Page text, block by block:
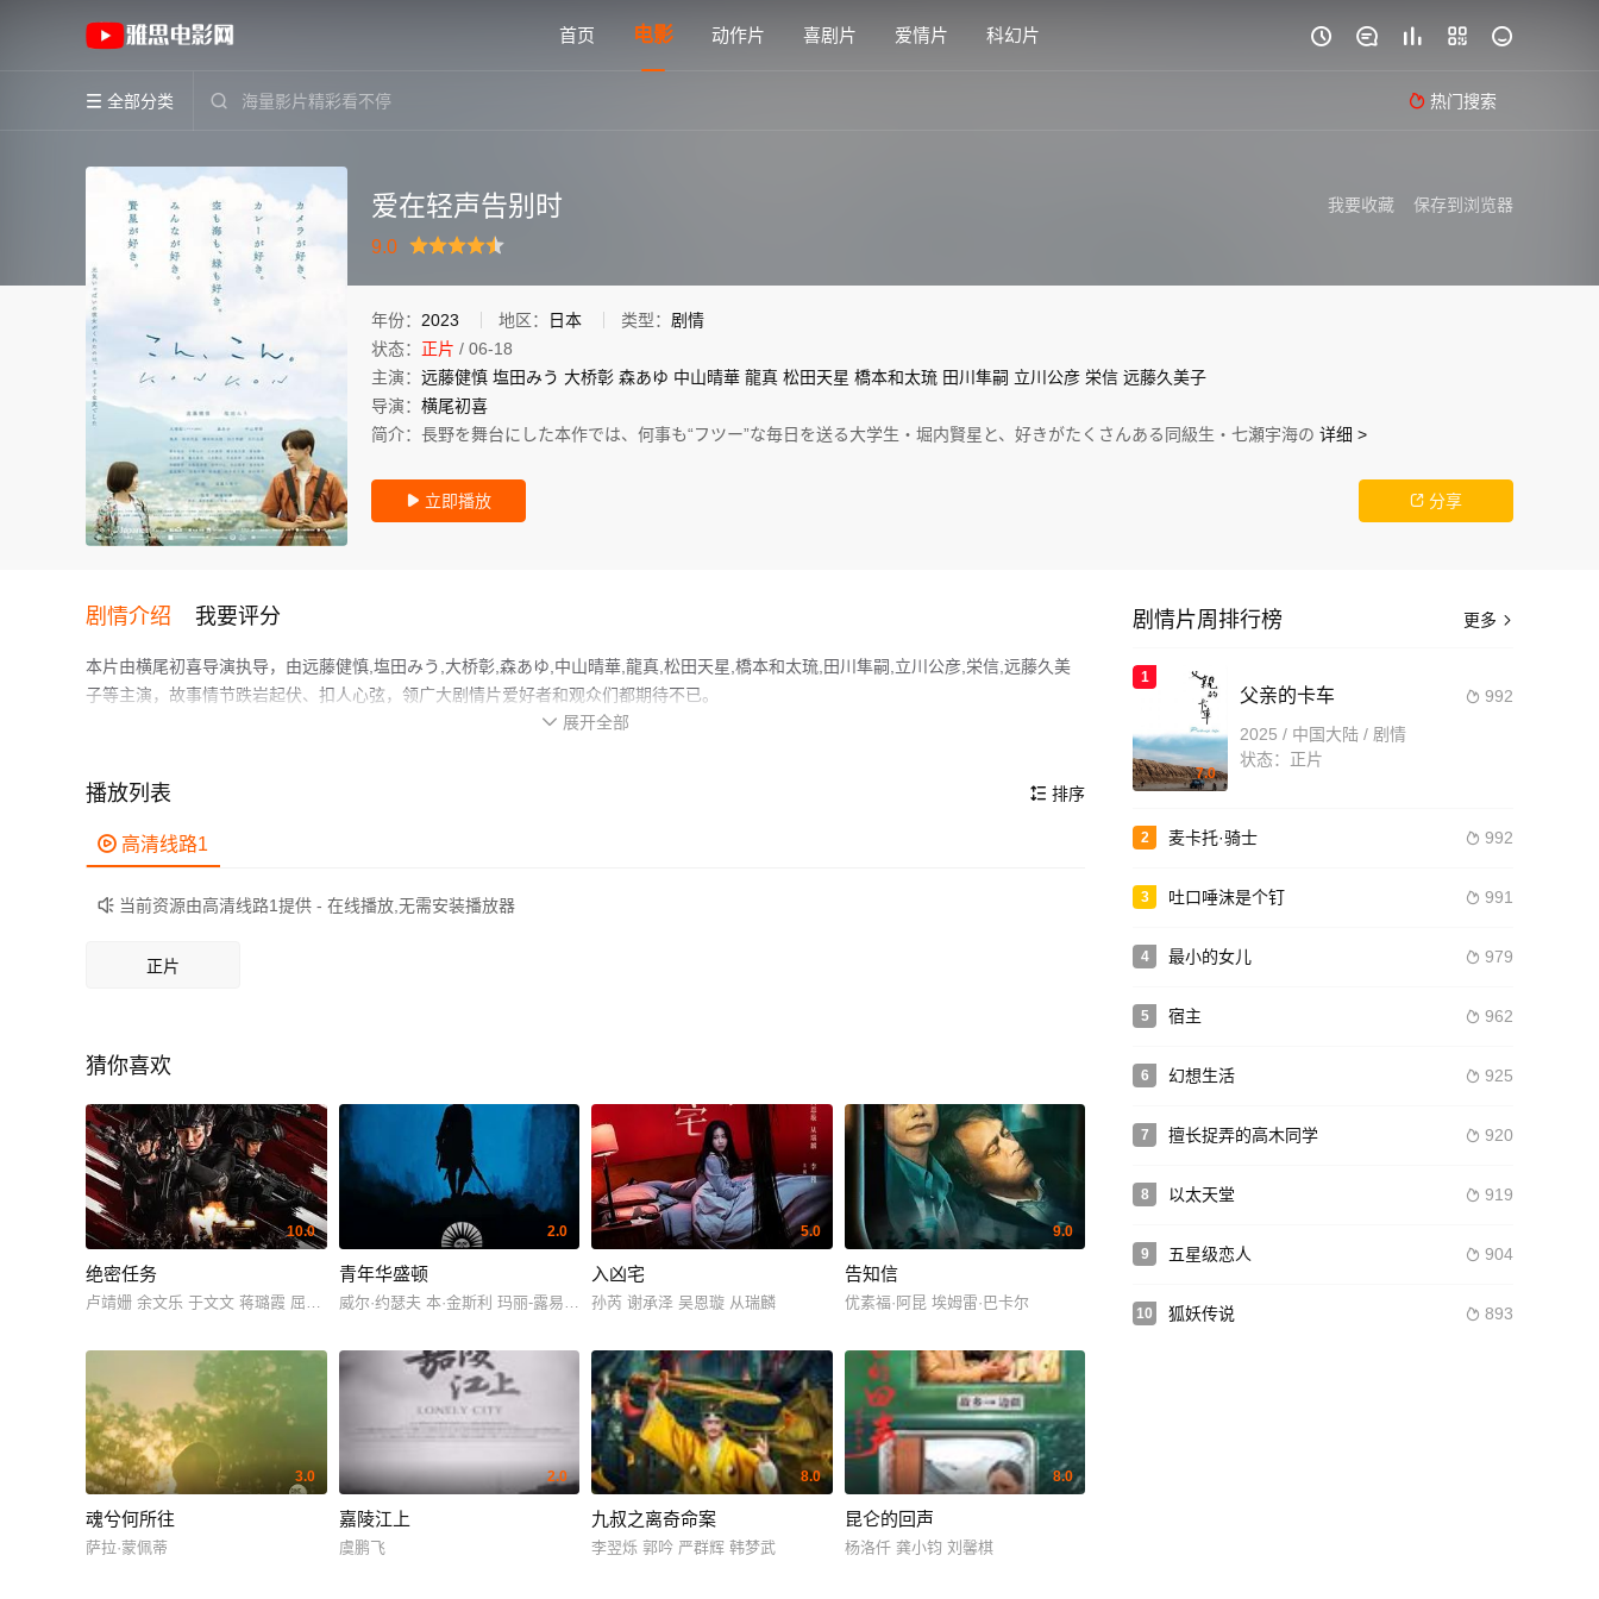
首页 电影 动作片 喜剧片 爱情片 科幻片     
 全部分类   热门搜索
《爱在轻声告别时》(2023)日本日语高清电影免费在线观看 - 雅思电影网
保存到浏览器
我要收藏
爱在轻声告别时
9.0
很差 推荐力荐
年份： 2023 地区： 日本 类型： 剧情
状态： 正片 / 06-18
主演： 远藤健慎 塩田みう 大桥彰 森あゆ 中山晴華 龍真 松田天星 橋本和太琉 田川隼嗣 立川公彦 栄信 远藤久美子
导演： 横尾初喜
简介： 長野を舞台にした本作では、何事も“フツー”な毎日を送る大学生・堀内賢星と、好きがたくさんある同級生・七瀬宇海の 详细 >
 立即播放  分享
剧情介绍 我要评分
本片由横尾初喜导演执导，由远藤健慎,塩田みう,大桥彰,森あゆ,中山晴華,龍真,松田天星,橋本和太琉,田川隼嗣,立川公彦,栄信,远藤久美
子等主演，故事情节跌岩起伏、扣人心弦，领广大剧情片爱好者和观众们都期待不已。
長野を舞台にした本作では、何事も“フツー”な毎日を送る大学生・堀内賢星と、好きがたくさんある同級生・七瀬宇海の恋模様が描か
作为一部 上映的剧情电影，在当期同类题材影片中具有一定的看点，在演员表现和剧情架构上也都有不错的亮点，剧情紧凑，角色塑造
鲜明，适合喜欢剧情类电影的观众观看。
 展开全部
 排序
播放列表
 高清线路1
 当前资源由高清线路1提供 - 在线播放,无需安装播放器
正片
猜你喜欢
10.0
绝密任务
卢靖姗 余文乐 于文文 蒋璐霞 屈菁菁 张溯哲 朱烁燃 明子煜 褚旭 亮月儿 王飞斐 常丹丹 金丽慧子 潘羞月 朱庭辰 叶彤 凡尼达·宾蒂·伊姆兰 曹操
2.0
青年华盛顿
威尔·约瑟夫 本·金斯利 玛丽-露易丝·帕克 安迪·瑟金斯 凯尔塞·格拉玛 安格斯·卡斯提·道蒂 威廉·弗兰克林-米勒 约诺·戴维斯 米娅·罗杰斯 乔尔·斯马尔本 迈克尔·本茨 John Foss 伊恩·迪
5.0
入凶宅
孙芮 谢承泽 吴恩璇 从瑞麟
9.0
告知信
优素福·阿昆 埃姆雷·巴卡尔
3.0
魂兮何所往
萨拉·蒙佩蒂
2.0
嘉陵江上
虞鹏飞
8.0
九叔之离奇命案
李翌烁 郭吟 严群辉 韩梦武
8.0
昆仑的回声
杨洛仟 龚小钧 刘馨棋
更多 
剧情片周排行榜
1
7.0
 992
父亲的卡车
2025 / 中国大陆 / 剧情
状态：正片
2  992
麦卡托·骑士
3  991
吐口唾沫是个钉
4  979
最小的女儿
5  962
宿主
6  925
幻想生活
7  920
擅长捉弄的高木同学
8  919
以太天堂
9  904
五星级恋人
10  893
狐妖传说